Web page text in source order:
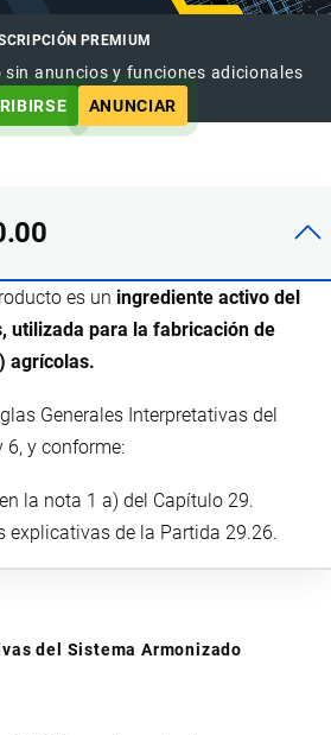
PREMIUM
anuncios y funciones adicionales
ANUNCIAR
es un ingrediente activo del
utilizada para la fabricación de
agrícolas.
Generales Interpretativas del
6, y conforme:
la nota 1 a) del Capítulo 29.
explicativas de la Partida 29.26.
del Sistema Armonizado